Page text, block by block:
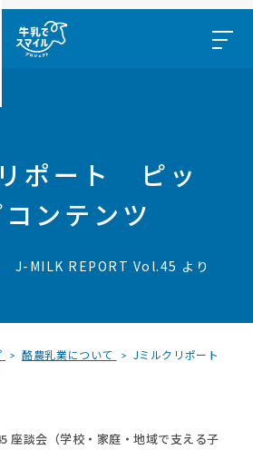
ポート ピッ
ンテンツ
J-MILK REPORT Vol.45 より
酪農乳業について
Jミルクリポート
座談会（学校・家庭・地域で支える子